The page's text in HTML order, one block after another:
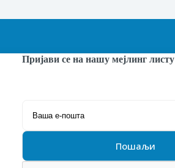
Пријави се на нашу мејлинг листу